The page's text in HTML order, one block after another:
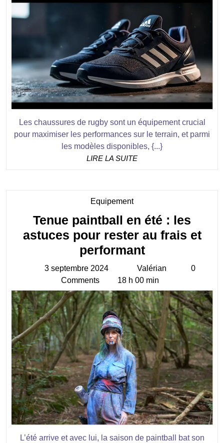
savoir
sur
les
chaussures
de
rugby
homme
Kakari
Adidas
Les chaussures de rugby sont un équipement crucial
pour maximiser les performances sur le terrain, et parmi
les modèles disponibles, {...}
LIRE LA SUITELIRE
EquipementCategory
Tenue paintball en été : les
astuces pour rester au frais et
performantTenue
paintball
en
été
:
les
astuces
pour
rester
au
frais
et
performant
3 septembre 2024
septembre
2024
Valérian Valérian
0
Comments
18 h 00 min
L’été arrive et avec lui, la saison de paintball bat son